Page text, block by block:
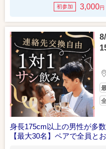
初参加 3,000円
身長175cm以上の男性が多
【最大30名】ペアで全員と